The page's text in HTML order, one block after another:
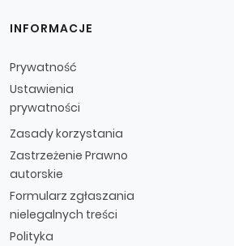
INFORMACJE
Prywatność
Ustawienia
prywatności
Zasady korzystania
Zastrzeżenie Prawno
autorskie
Formularz zgłaszania
nielegalnych treści
Polityka